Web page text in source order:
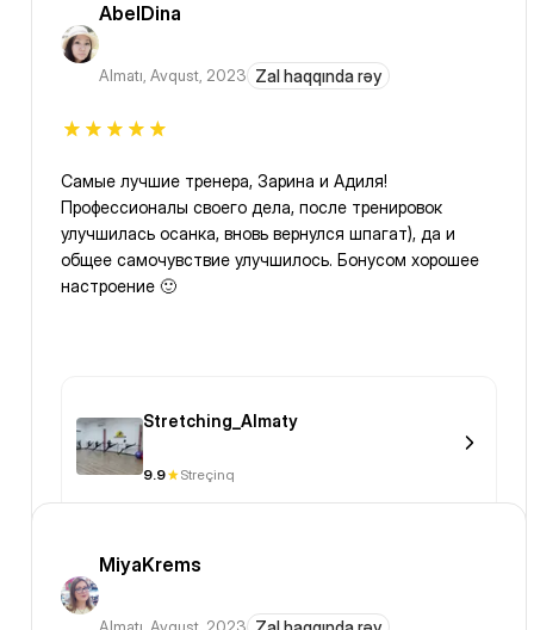
AbelDina
Almatı, Avqust, 2023 Zal haqqında rəy
Самые лучшие тренера, Зарина и Адиля!
Профессионалы своего дела, после тренировок
улучшилась осанка, вновь вернулся шпагат), да и
общее самочувствие улучшилось. Бонусом хорошее
настроение 🙂
Stretching_Almaty
9.9 Streçinq
MiyaKrems